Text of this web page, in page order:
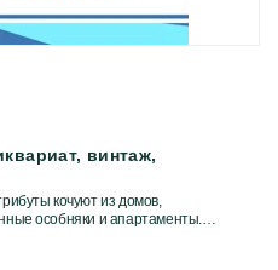
винтаж,
кочуют из домов,
особняки и апартаменты.
и мебель в...